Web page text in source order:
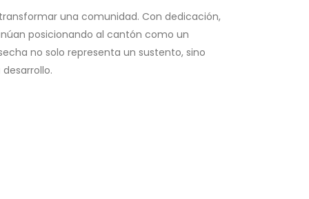
una comunidad. Con dedicación,
posicionando al cantón como un
no solo representa un sustento, sino